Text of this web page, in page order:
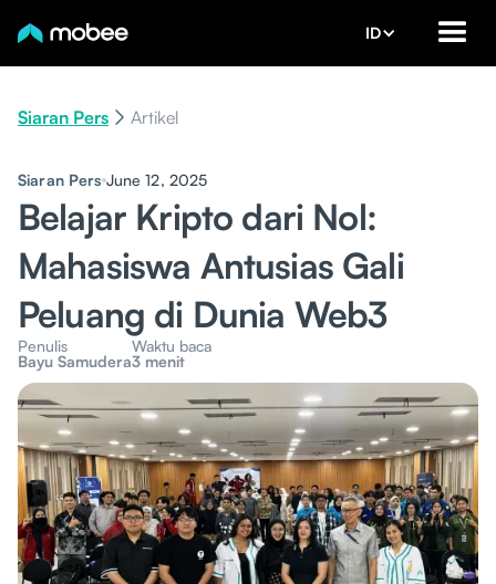
ID
Siaran Pers Artikel
Siaran Pers June 12, 2025
Belajar Kripto dari Nol:
Mahasiswa Antusias Gali
Peluang di Dunia Web3
Penulis
Bayu Samudera
Waktu baca
3 menit